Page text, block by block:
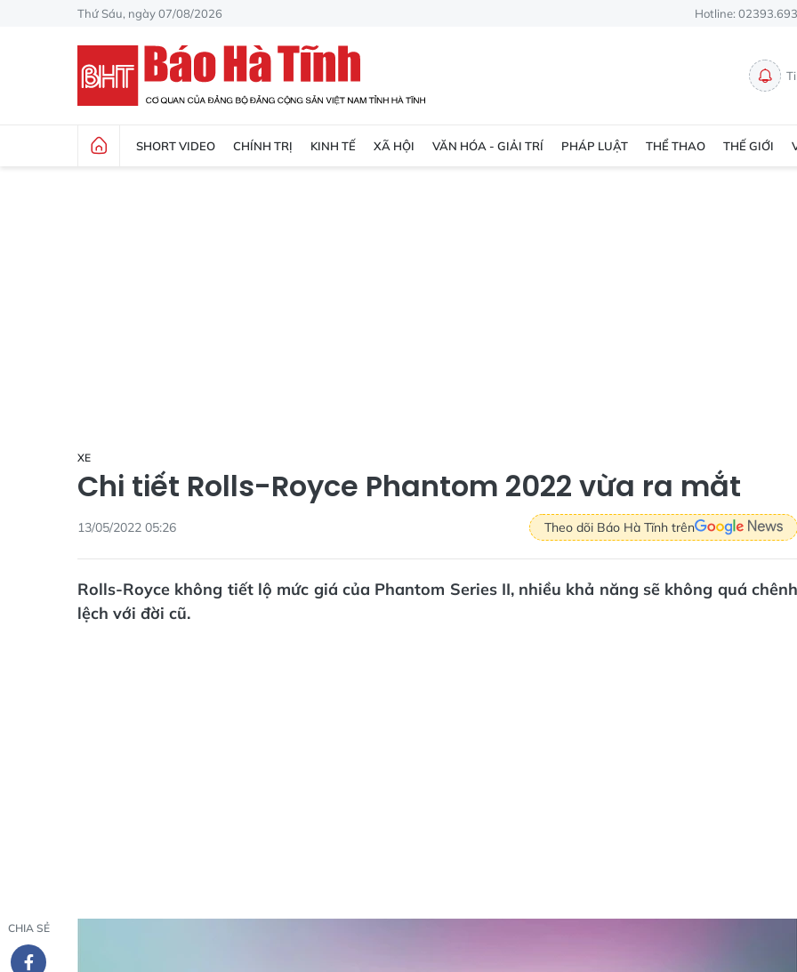
Thứ Sáu, ngày 07/08/2026 Hotline:
SHORT VIDEO CHÍNH TRỊ KINH TẾ XÃ HỘI VĂN HÓA - GIẢI TRÍ PHÁP LUẬT THỂ THAO THẾ GIỚI
XE
Chi tiết Rolls-Royce Phantom 2022 vừa ra mắt
13/05/2022 05:26 Theo dõi Báo Hà Tĩnh trên
Rolls-Royce không tiết lộ mức giá của Phantom Series II, nhiều khả năng sẽ không quá chênh
lệch với đời cũ.
CHIA SẺ